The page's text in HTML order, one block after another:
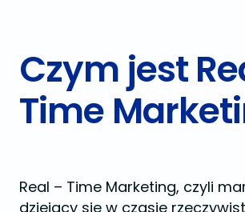
Czym jest
Time
Real – Time Marketing, czyli
dziejący się w czasie